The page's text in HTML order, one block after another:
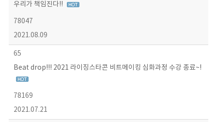
우리가 책임진다!!
78047
2021.08.09
65
Beat drop!!! 2021 라이징스타콘 비트메이킹 심화과정 수강 종료~!
78169
2021.07.21